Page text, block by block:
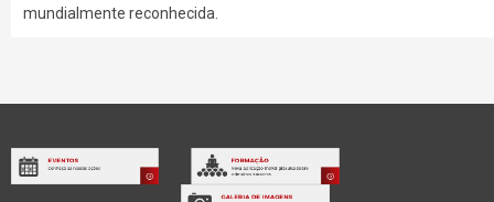
mundialmente reconhecida.